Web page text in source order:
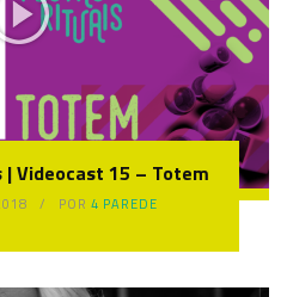
Videocast 15 – Totem
POR4 PAREDE